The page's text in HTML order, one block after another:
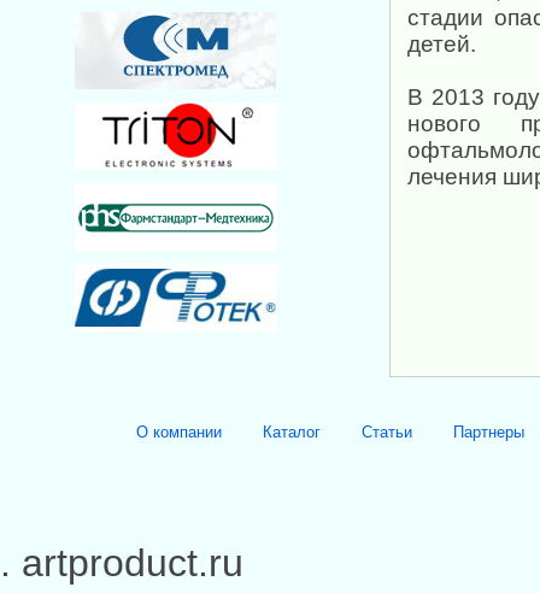
стадии
детей.
В 2013
нового
лечения
О компании Каталог Статьи Партнеры
. artproduct.ru